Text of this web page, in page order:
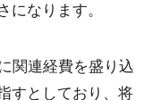
なります。
関連経費を盛り込
すとしており、将